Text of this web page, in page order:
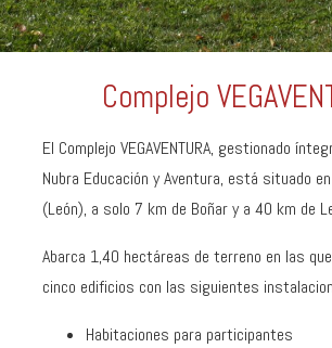
Complejo
El Complejo VEGAVENTURA, gestionado
Nubra Educación y Aventura, está situado
(León), a solo 7 km de Boñar y a 40 km de
Abarca 1,40 hectáreas de terreno en las
cinco edificios con las siguientes
Habitaciones para participantes